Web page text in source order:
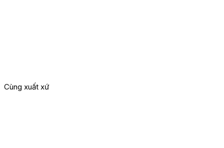
Cùng xuất xứ